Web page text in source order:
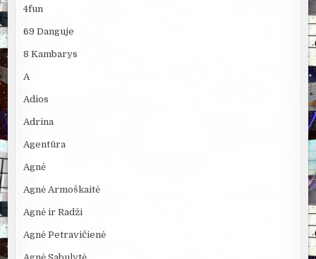
4fun
69 Danguje
8 Kambarys
A
Adios
Adrina
Agentūra
Agnė
Agnė Armoškaitė
Agnė ir Radži
Agnė Petravičienė